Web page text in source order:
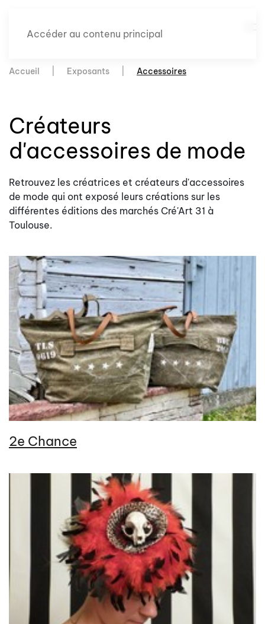
Accéder au contenu principal
Accueil Exposants Accessoires
Créateurs
d'accessoires de mode
Retrouvez les créatrices et créateurs d'accessoires
de mode qui ont exposé leurs créations sur les
différentes éditions des marchés Cré'Art 31 à
Toulouse.
2e Chance